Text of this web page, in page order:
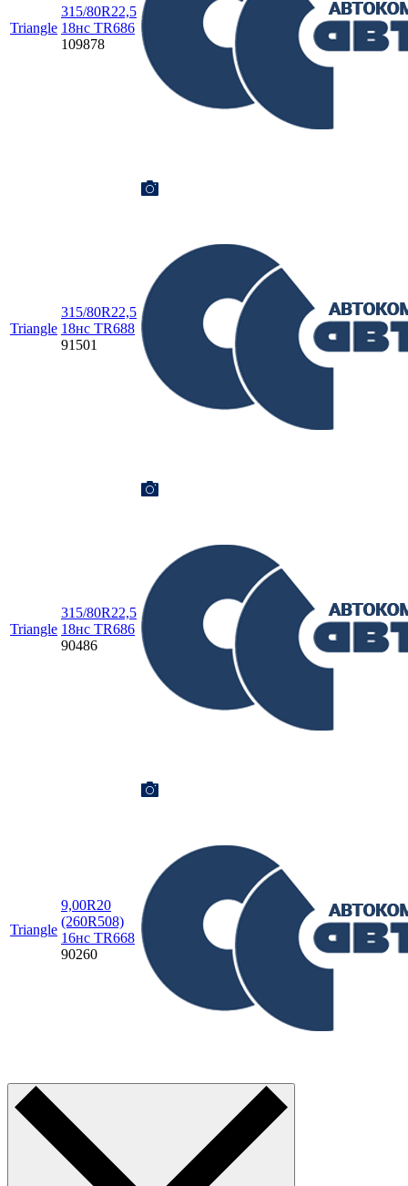
Triangle
315/80R22,5
18нс TR686
109878
Triangle
315/80R22,5
18нс TR688
91501
Triangle
315/80R22,5
18нс TR686
90486
Triangle
9,00R20
(260R508)
16нс TR668
90260